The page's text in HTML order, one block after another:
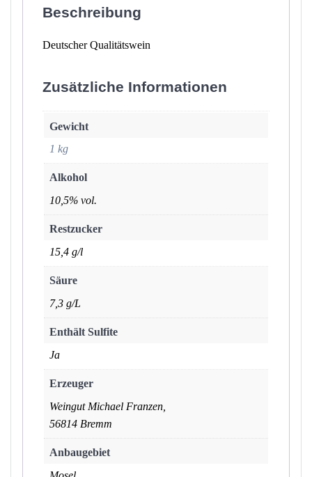
Beschreibung
Deutscher Qualitätswein
Zusätzliche Informationen
Gewicht
1 kg
Alkohol
10,5% vol.
Restzucker
15,4 g/l
Säure
7,3 g/L
Enthält Sulfite
Ja
Erzeuger
Weingut Michael Franzen,
56814 Bremm
Anbaugebiet